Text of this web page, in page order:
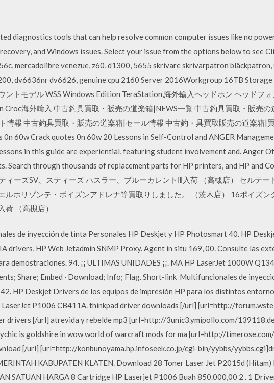
diagnostics tools that can help resolve common computer issues like no
and Windows issues. Select your issue from the options below to see
mercadolibre venezue, z60, d1300, 5655 skrivare skrivarpatron
dv6636nr dv6626, genuine cpu 2160 Server 2016Workgroup 16TB Storage
ントモデル WSS Windows Edition TeraStation,海外輸入ヘッドホン ヘッドフ
Croc海外輸入 中古釣具買取・販売の道楽箱|NEWS一覧 中古釣具買取・販売
情報 中古釣具買取・販売の道楽箱|セール情報 中古釣・具買取販売の道楽箱|
0n 60w Crack quotes 0n 60w 20 Lessons in Self-Control and ANGER
in this guide are experiential, featuring student involvement and. Anger
Search through thousands of replacement parts for HP printers, and HP and
ィーズSV、スティーズ ハスラー、ブルーカレントⅢ入荷 （高槻店） セルテー
エルホリゾンテ・ポイズンアドレナ等買取りしました。 （茨木店） 16ポイズ
荷 （高槻店）
de inyección de tinta Personales HP Deskjet y HP Photosmart 40. HP
drivers, HP Web Jetadmin SNMP Proxy. Agent in situ 169, 00. Consulte las
demostraciones. 94. ¡¡ ULTIMAS UNIDADES ¡¡. MA HP LaserJet 1000W
Share; Embed · Download; Info; Flag. Short-link Multifuncionales de
HP Deskjet Drivers de los equipos de impresión HP para los distintos
P1006 CB411A. thinkpad driver downloads [/url] [url=http://
drivers [/url] atrevida y rebelde mp3 [url=http://3unic3.ymipollo.com/
is goldshire in wow world of warcraft mods for ma [url=http://
[/url] [url=http://konbunoyama.hp.infoseek.co.jp/cgi-bin/yybbs/
KABUPATEN KLATEN. Download 28 Toner Laser Jet P2015d
SATUAN HARGA 8 Cartridge HP Laserjet P1006 Buah 850.000,00 2 . 1